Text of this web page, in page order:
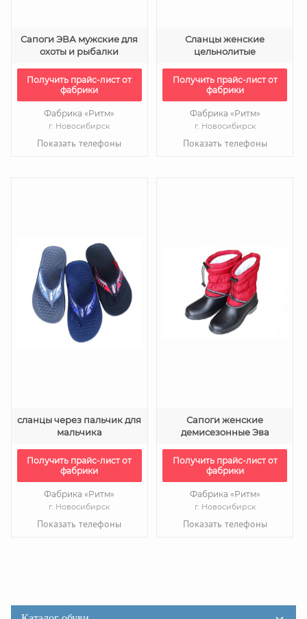
Cапоги ЭВА мужские для
охоты и рыбалки
Получить прайс-лист от
фабрики
Фабрика «Ритм»
г. Новосибирск
Показать телефоны
Сланцы женские
цельнолитые
Получить прайс-лист от
фабрики
Фабрика «Ритм»
г. Новосибирск
Показать телефоны
сланцы через пальчик для
мальчика
Получить прайс-лист от
фабрики
Фабрика «Ритм»
г. Новосибирск
Показать телефоны
Сапоги женские
демисезонные Эва
Получить прайс-лист от
фабрики
Фабрика «Ритм»
г. Новосибирск
Показать телефоны